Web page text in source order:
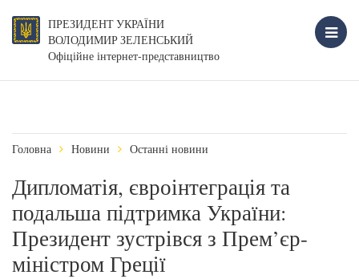
ПРЕЗИДЕНТ УКРАЇНИ
ВОЛОДИМИР ЗЕЛЕНСЬКИЙ
Офіційне інтернет-представництво
Головна Новини Останні новини
Дипломатія, євроінтеграція та
подальша підтримка України:
Президент зустрівся з Прем’єр-
міністром Греції